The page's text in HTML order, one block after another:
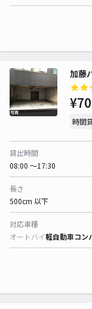
加藤
時間
貸出時間
08:00 〜17:30
長さ
500cm 以下
対応車種
オートバイ軽自動車コン